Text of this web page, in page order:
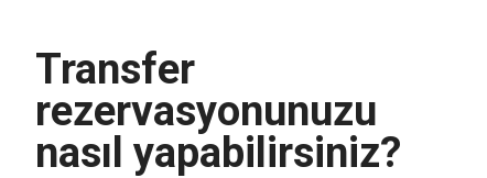
Transfer
rezervasyonunuzu
nasıl yapabilirsiniz?